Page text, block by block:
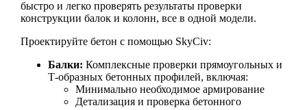
быстро и легко проверять результаты проверки
конструкции балок и колонн, все в одной модели.
Проектируйте бетон с помощью SkyCiv:
Балки: Комплексные проверки прямоугольных и
Т-образных бетонных профилей, включая:
Минимально необходимое армирование
Детализация и проверка бетонного